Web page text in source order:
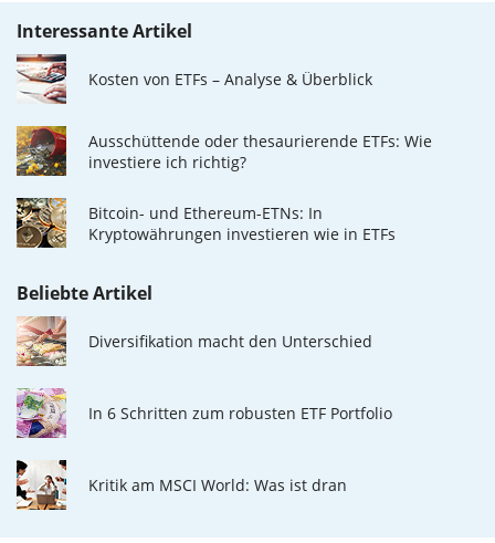
Interessante Artikel
Kosten von ETFs – Analyse & Überblick
Ausschüttende oder thesaurierende ETFs: Wie
investiere ich richtig?
Bitcoin- und Ethereum-ETNs: In
Kryptowährungen investieren wie in ETFs
Beliebte Artikel
Diversifikation macht den Unterschied
In 6 Schritten zum robusten ETF Portfolio
Kritik am MSCI World: Was ist dran